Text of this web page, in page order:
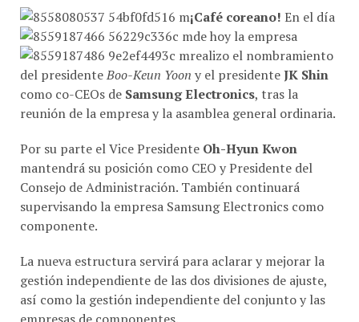
¡Café coreano! En el día
de hoy la empresa
realizo el nombramiento
del presidente Boo-Keun Yoon y el presidente JK Shin
como co-CEOs de Samsung Electronics
, tras la
reunión de la empresa y la asamblea general ordinaria.
Por su parte el Vice Presidente Oh-Hyun Kwon
mantendrá su posición como CEO y Presidente del
Consejo de Administración. También continuará
supervisando la empresa Samsung Electronics como
componente.
La nueva estructura servirá para aclarar y mejorar la
gestión independiente de las dos divisiones de ajuste,
así como la gestión independiente del conjunto y las
empresas de componentes.